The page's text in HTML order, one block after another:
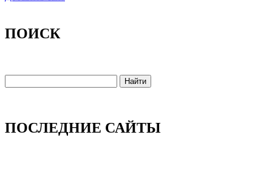
ПОИСК
ПОСЛЕДНИЕ САЙТЫ